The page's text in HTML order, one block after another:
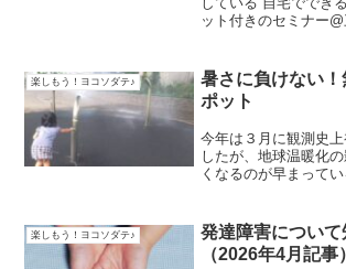
ット付きのセミナー@
は子育て世代のママ
診率を向上し、 早期
楽しもう！ヨコソダテ♪
暑さに負けない
ポット
今年は３月に観測史
したが、地球温暖化
くなるのが早まってい
上回る記録的猛暑にな
言われています。大
楽しもう！ヨコソダテ♪
発達障害について
（2026年4月記事）